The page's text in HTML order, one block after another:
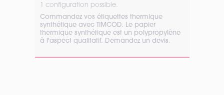
1 configuration possible.
Commandez vos étiquettes thermique
synthétique avec TIMCOD. Le papier
thermique synthétique est un polypropylène
à l'aspect qualitatif. Demandez un devis.